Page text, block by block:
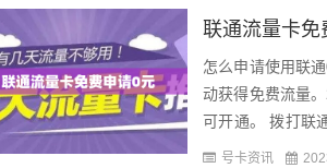
联通流量卡免
怎么申请使用联
动获得免费流量
可开通。 拨打联
即可开通。3、联
号卡资讯